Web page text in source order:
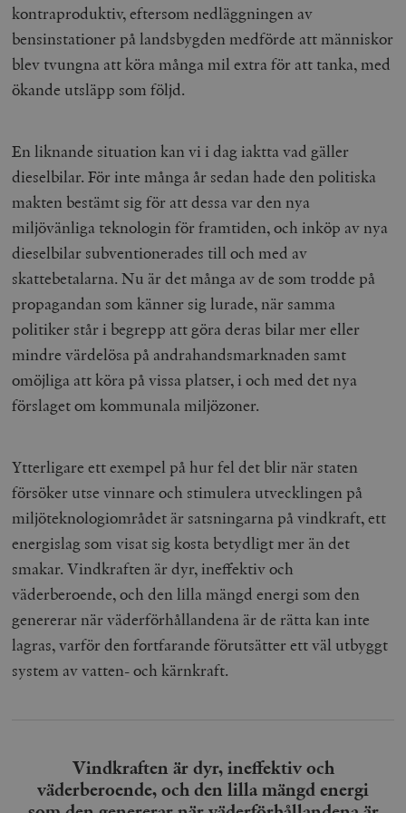
kontraproduktiv, eftersom nedläggningen av
bensinstationer på landsbygden medförde att människor
blev tvungna att köra många mil extra för att tanka, med
ökande utsläpp som följd.
En liknande situation kan vi i dag iaktta vad gäller
dieselbilar. För inte många år sedan hade den politiska
makten bestämt sig för att dessa var den nya
miljövänliga teknologin för framtiden, och inköp av nya
dieselbilar subventionerades till och med av
skattebetalarna. Nu är det många av de som trodde på
propagandan som känner sig lurade, när samma
politiker står i begrepp att göra deras bilar mer eller
mindre värdelösa på andrahandsmarknaden samt
omöjliga att köra på vissa platser, i och med det nya
förslaget om kommunala miljözoner.
Ytterligare ett exempel på hur fel det blir när staten
försöker utse vinnare och stimulera utvecklingen på
miljöteknologiområdet är satsningarna på vindkraft, ett
energislag som visat sig kosta betydligt mer än det
smakar. Vindkraften är dyr, ineffektiv och
väderberoende, och den lilla mängd energi som den
genererar när väderförhållandena är de rätta kan inte
lagras, varför den fortfarande förutsätter ett väl utbyggt
system av vatten- och kärnkraft.
Vindkraften är dyr, ineffektiv och
väderberoende, och den lilla mängd energi